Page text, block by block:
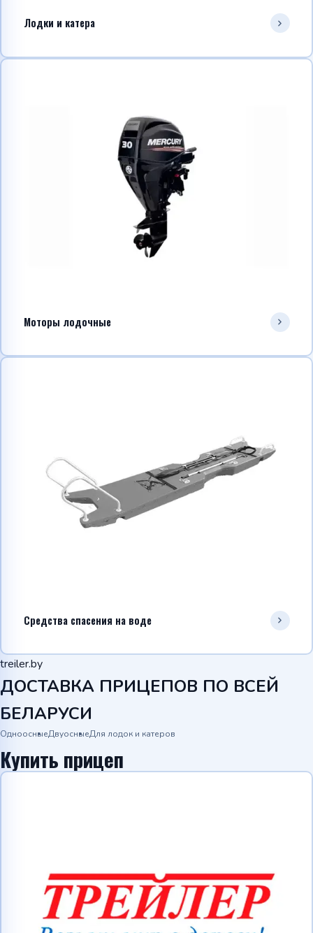
Лодки и катера
Моторы лодочные
Средства спасения на воде
treiler.by
ДОСТАВКА ПРИЦЕПОВ ПО ВСЕЙ
БЕЛАРУСИ
ОдноосныеДвуосныеДля лодок и катеров
Купить прицеп